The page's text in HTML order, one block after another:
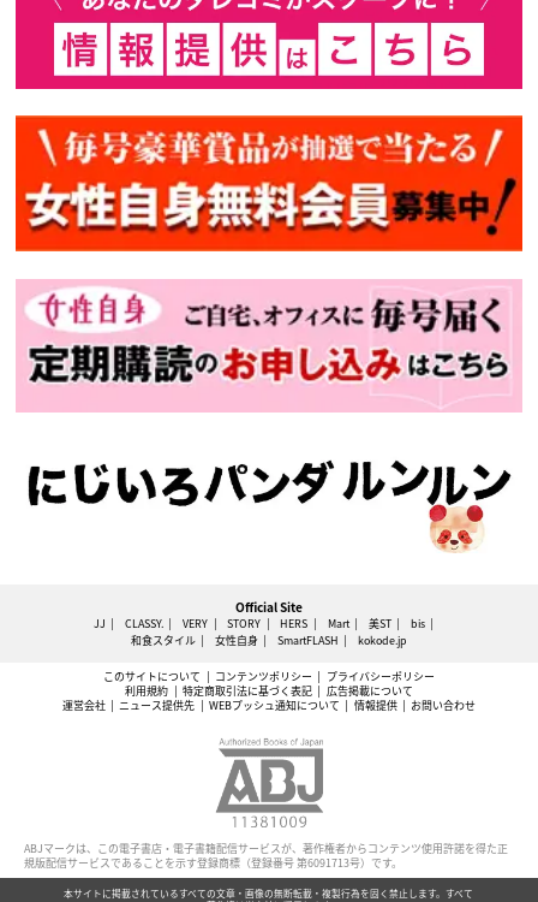
Official Site
JJ CLASSY. VERY STORY HERS Mart 美ST
bis
和食スタイル
女性自身 SmartFLASH kokode.jp
このサイトについて コンテンツポリシー
プライバシーポリシー
利用規約
特定商取引法に基づく表記
広告掲載について
運営会社
ニュース提供先 WEBプッシュ通知について 情報提供 お問い合わせ
ABJマークは、この電子書店・電子書籍配信サービスが、著作権者からコンテンツ使用許諾を得た正
規版配信サービスであることを示す登録商標（登録番号 第6091713号）です。
本サイトに掲載されているすべての文章・画像の無断転載・複製行為を固く禁止します。すべて